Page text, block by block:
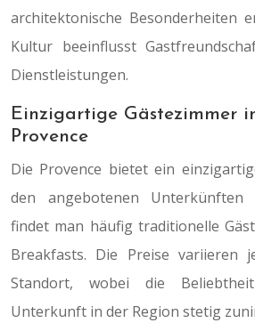
architektonische Besonderheiten
Kultur beeinflusst
Dienstleistungen.
Einzigartige Gästezimmer
Provence
Die Provence bietet ein
den angebotenen Unterkünften
findet man häufig traditionelle
Breakfasts. Die Preise variieren
Standort, wobei die
Unterkunft in der Region stetig